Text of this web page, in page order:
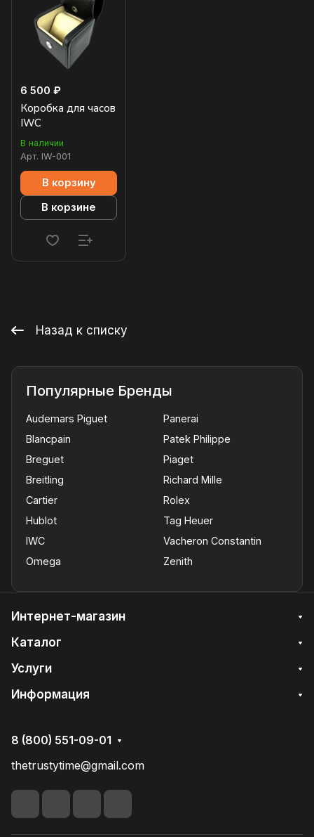
6 500 ₽
Коробка для часов
IWC
В наличии
Арт. IW-001
В корзину
В корзине
Назад к списку
Популярные Бренды
Audemars Piguet
Blancpain
Breguet
Breitling
Cartier
Hublot
IWC
Omega
Panerai
Patek Philippe
Piaget
Richard Mille
Rolex
Tag Heuer
Vacheron Constantin
Zenith
Интернет-магазин
Каталог
Услуги
Информация
8 (800) 551-09-01
thetrustytime@gmail.com